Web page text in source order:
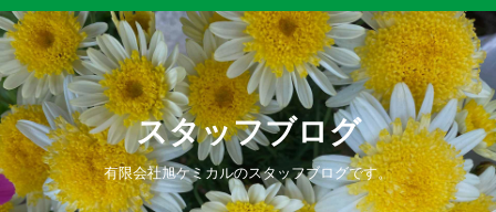
スタッフブログ
有限会社旭ケミカルのスタッフブログです。